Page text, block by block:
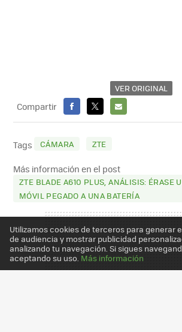
VER ORIGINAL
Compartir
FACEBOOK
X
E-
Tags CÁMARA ZTE
Más información en el post
ZTE BLADE A610 PLUS, ANÁLISIS: ÉRASE
MÓVIL PEGADO A UNA BATERÍA
Utilizamos cookies de terceros para generar
de audiencia y mostrar publicidad
analizando tu navegación. Si sigues
aceptando su uso. Más información